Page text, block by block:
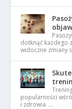
dotknąć każdego
widoczne zmiany
popularności
i zdrowia. …